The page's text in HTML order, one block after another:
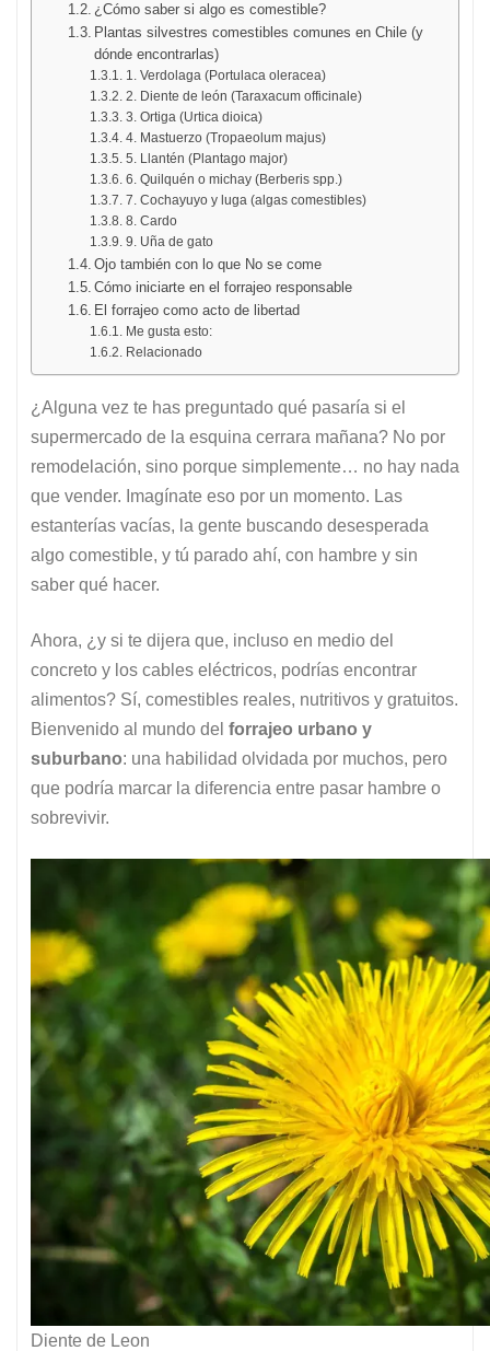
¿Cómo saber si algo es comestible?
Plantas silvestres comestibles comunes en Chile (y
dónde encontrarlas)
1. Verdolaga (Portulaca oleracea)
2. Diente de león (Taraxacum officinale)
3. Ortiga (Urtica dioica)
4. Mastuerzo (Tropaeolum majus)
5. Llantén (Plantago major)
6. Quilquén o michay (Berberis spp.)
7. Cochayuyo y luga (algas comestibles)
8. Cardo
9. Uña de gato
Ojo también con lo que No se come
Cómo iniciarte en el forrajeo responsable
El forrajeo como acto de libertad
Me gusta esto:
Relacionado
¿Alguna vez te has preguntado qué pasaría si el
supermercado de la esquina cerrara mañana? No por
remodelación, sino porque simplemente… no hay nada
que vender. Imagínate eso por un momento. Las
estanterías vacías, la gente buscando desesperada
algo comestible, y tú parado ahí, con hambre y sin
saber qué hacer.
Ahora, ¿y si te dijera que, incluso en medio del
concreto y los cables eléctricos, podrías encontrar
alimentos? Sí, comestibles reales, nutritivos y gratuitos.
Bienvenido al mundo del forrajeo urbano y
suburbano: una habilidad olvidada por muchos, pero
que podría marcar la diferencia entre pasar hambre o
sobrevivir.
Diente de Leon